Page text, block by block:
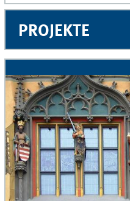
PROJEKTE